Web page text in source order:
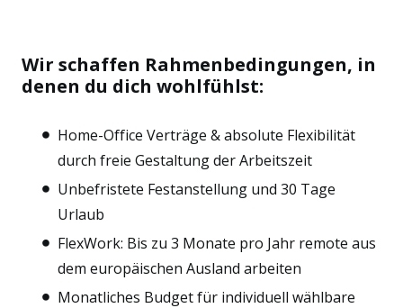
Wir schaffen Rahmenbedingungen, in
denen du dich wohlfühlst:
Home-Office Verträge & absolute Flexibilität
durch freie Gestaltung der Arbeitszeit
Unbefristete Festanstellung und 30 Tage
Urlaub
FlexWork: Bis zu 3 Monate pro Jahr remote aus
dem europäischen Ausland arbeiten
Monatliches Budget für individuell wählbare